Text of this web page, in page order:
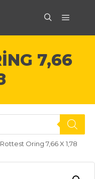
7,66
Oring 7,66 X 1,78